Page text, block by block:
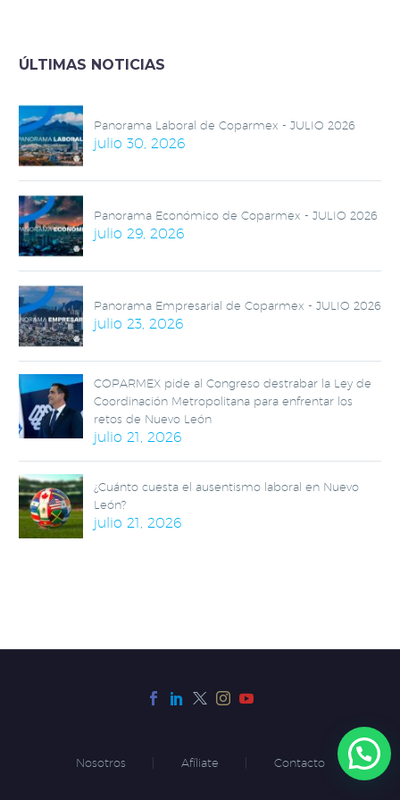
ÚLTIMAS NOTICIAS
Panorama Laboral de Coparmex - JULIO 2026
julio 30, 2026
Panorama Económico de Coparmex - JULIO 2026
julio 29, 2026
Panorama Empresarial de Coparmex - JULIO 2026
julio 23, 2026
COPARMEX pide al Congreso destrabar la Ley de
Coordinación Metropolitana para enfrentar los
retos de Nuevo León
julio 21, 2026
¿Cuánto cuesta el ausentismo laboral en Nuevo
León?
julio 21, 2026
Nosotros Afíliate Contacto